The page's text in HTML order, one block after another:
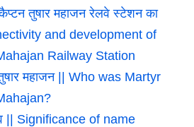
तुषार महाजन रेलवे स्टेशन का
and development of
Railway Station
महाजन || Who was Martyr
|| Significance of name